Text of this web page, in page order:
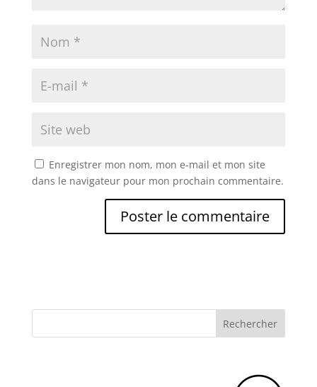
Enregistrer mon nom, mon e-mail et mon site
dans le navigateur pour mon prochain commentaire.